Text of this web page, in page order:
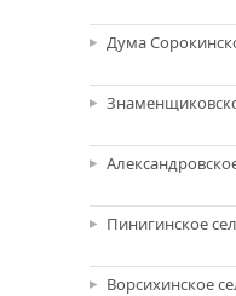
Дума
Пинигинское
Ворсихинское